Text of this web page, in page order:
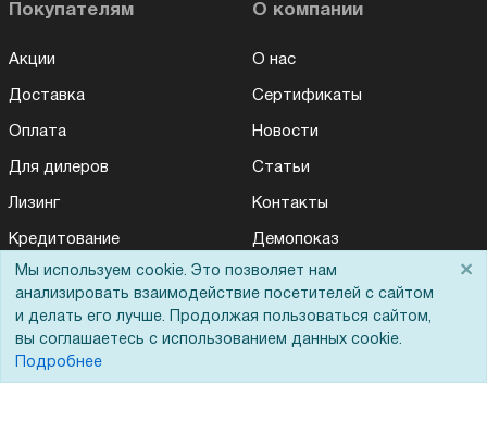
Покупателям
Акции
Доставка
Оплата
Для дилеров
Лизинг
Кредитование
Госучреждениям
Тендеры
Бренды
ЭДО
О компании
О нас
Сертификаты
Новости
Статьи
Контакты
Демопоказ
Мы используем cookie. Это позволяет нам
анализировать взаимодействие посетителей с сайтом
и делать его лучше. Продолжая пользоваться сайтом,
вы соглашаетесь с использованием данных cookie.
Подробнее
×